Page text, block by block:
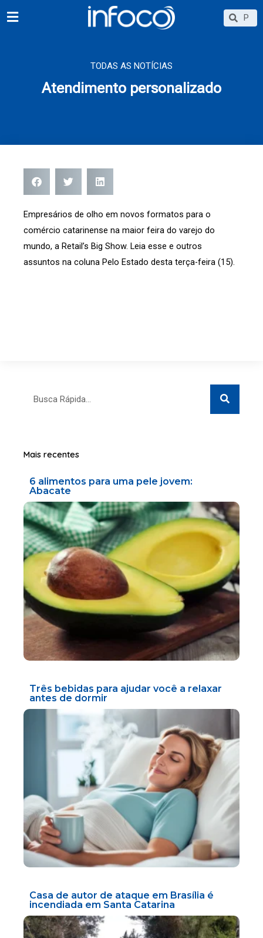
para
Search
TODAS AS NOTÍCIAS
Atendimento personalizado
Empresários de olho em novos formatos para o
comércio catarinense na maior feira do varejo do
mundo, a Retail’s Big Show. Leia esse e outros
assuntos na coluna Pelo Estado desta terça-feira (15).
Search
Mais recentes
6 alimentos para uma pele jovem:
Abacate
Três bebidas para ajudar você a relaxar
antes de dormir
Casa de autor de ataque em Brasília é
incendiada em Santa Catarina